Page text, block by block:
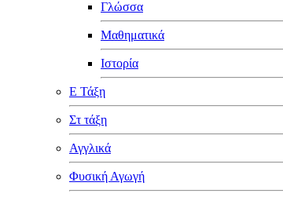
Γλώσσα
Μαθηματικά
Ιστορία
Ε Τάξη
Στ τάξη
Αγγλικά
Φυσική Αγωγή